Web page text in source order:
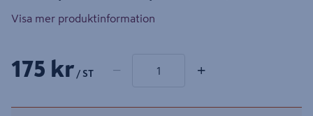
Visa mer produktinformation
175 kr / ST − +